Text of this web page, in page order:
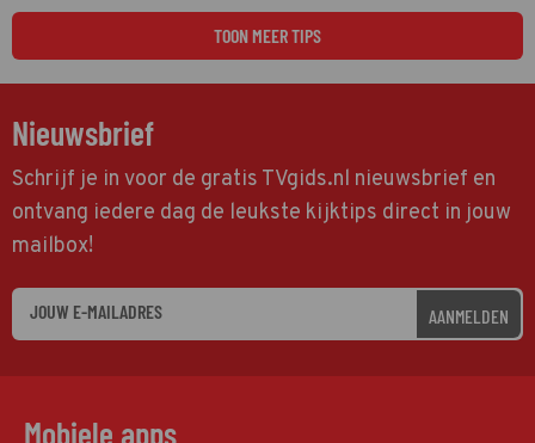
TOON MEER TIPS
Nieuwsbrief
Schrijf je in voor de gratis TVgids.nl nieuwsbrief en
ontvang iedere dag de leukste kijktips direct in jouw
mailbox!
AANMELDEN
Mobiele apps